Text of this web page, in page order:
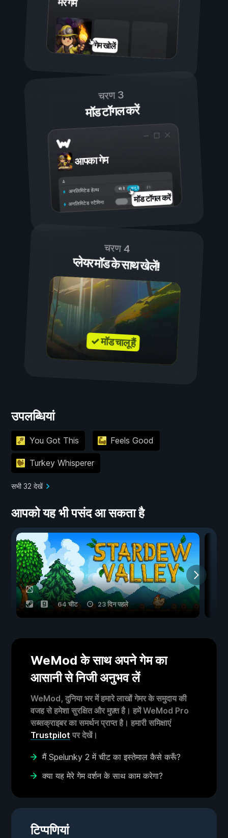
गेम खोलें
चरण 3
मॉड टॉगल करें
आपका गेम
चालू है
बंद है
अनलिमिटेड हेल्थ
अनलिमिटेड स्टैमिना मॉड टॉगल करें
चरण 4
प्लेयर मॉड के साथ खेलें!
✓ मॉड चालू हैं
उपलब्धियां
You Got This Feels Good
Turkey Whisperer
सभी 32 देखें
आपको यह भी पसंद आ सकता है
64 चीट 23 दिन पहले
WeMod के साथ अपने गेम का
आसानी से निजी अनुभव लें
WeMod, दुनिया भर में हमारे लाखों गेमर के समुदाय की
वजह से हमेशा सुरक्षित और मुफ़्त है। हमें WeMod Pro
सब्सक्राइबर का समर्थन प्राप्त है। हमारी समिक्षाएं
Trustpilot पर देखें।
मैं Spelunky 2 में चीट का इस्तेमाल कैसे करूँ?
क्या यह मेरे गेम वर्शन के साथ काम करेगा?
टिप्पणियां